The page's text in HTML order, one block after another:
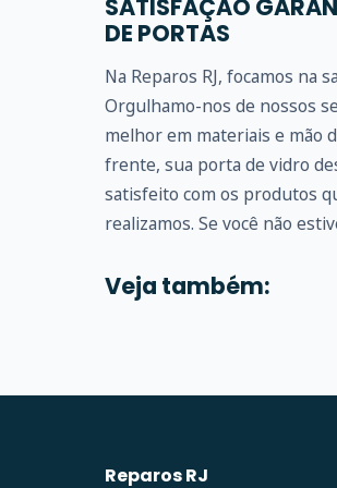
SATISFAÇÃO
DE PORTAS
Na Reparos RJ, focamos na
Orgulhamo-nos de nossos
melhor em materiais e mão
frente, sua porta de vidro
satisfeito com os produtos
realizamos. Se você não
Veja também:
Reparos RJ